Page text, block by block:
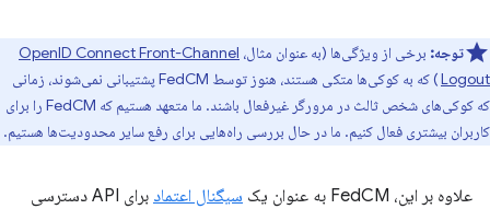
توجه: برخی از ویژگی‌ها (به عنوان مثال، OpenID Connect Front-Channel
Logout
) که به کوکی‌ها متکی هستند، هنوز توسط FedCM پشتیبانی نمی‌شوند، زمانی
که کوکی‌های شخص ثالث در مرورگر غیرفعال باشند. ما متعهد هستیم که FedCM را برای
کاربران بیشتری فعال کنیم. ما در حال بررسی راه‌هایی برای رفع سایر محدودیت‌ها هستیم.
علاوه بر این، FedCM به عنوان یک سیگنال اعتماد
برای API دسترسی